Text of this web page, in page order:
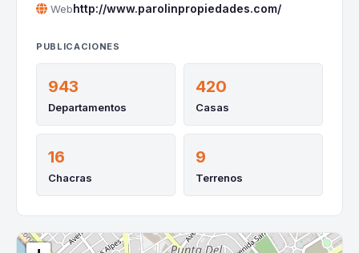
Webhttp://www.parolinpropiedades.com/
PUBLICACIONES
943
Departamentos
420
Casas
16
Chacras
9
Terrenos